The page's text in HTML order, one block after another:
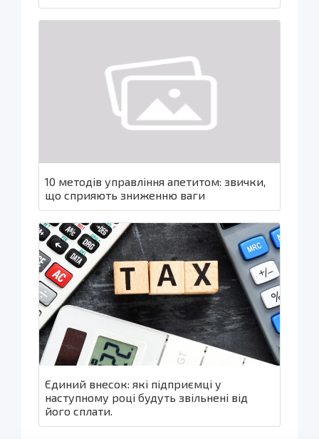
10 методів управління апетитом: звички,
що сприяють зниженню ваги
Єдиний внесок: які підприємці у
наступному році будуть звільнені від
його сплати.